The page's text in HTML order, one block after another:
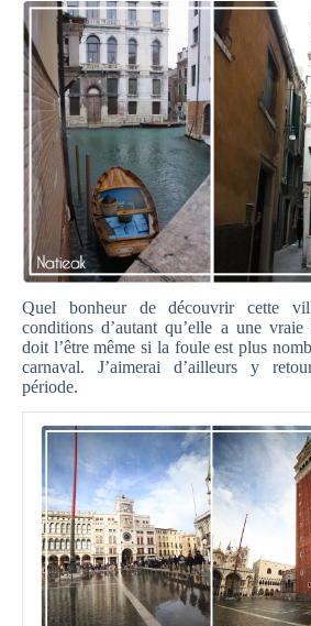
Quel bonheur de découvrir cette
conditions d’autant qu’elle a une
doit l’être même si la foule est plus
carnaval. J’aimerai d’ailleurs y
période.